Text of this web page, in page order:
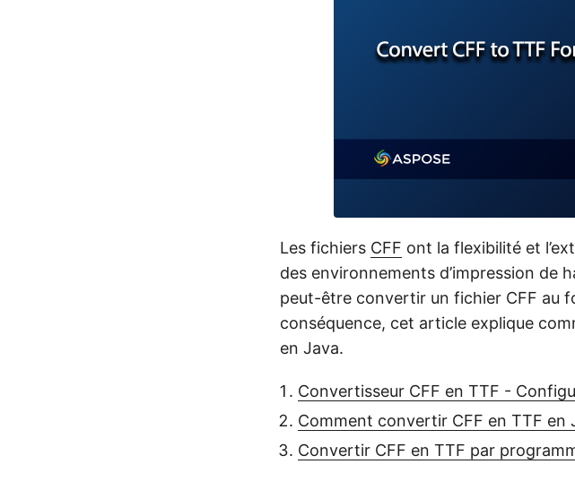
Les fichiers CFF ont la flexibilité et
des environnements d’impression de
peut-être convertir un fichier CFF au
conséquence, cet article explique
en Java.
Convertisseur CFF en TTF -
Comment convertir CFF en TTF en
Convertir CFF en TTF par